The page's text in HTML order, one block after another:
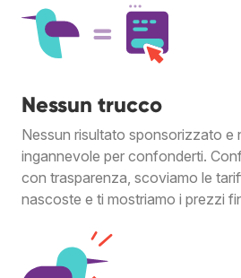
Nessun trucco
Nessun risultato sponsorizzato e
ingannevole per confonderti.
con trasparenza, scoviamo le
nascoste e ti mostriamo i prezzi